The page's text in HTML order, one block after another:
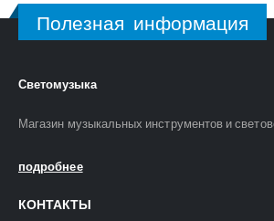
Полезная информация
Светомузыка
Магазин музыкальных инструментов и
подробнее
КОНТАКТЫ